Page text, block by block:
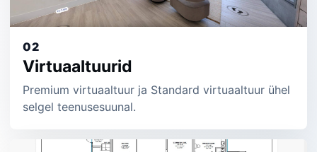
02
Virtuaaltuurid
Premium virtuaaltuur ja Standard virtuaaltuur ühel
selgel teenusesuunal.